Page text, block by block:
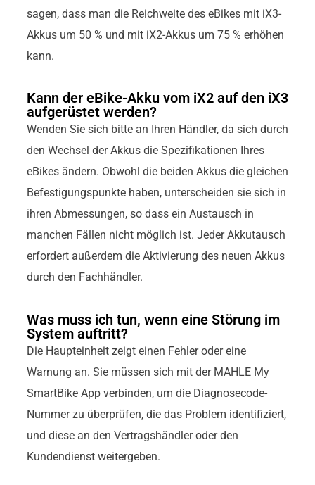
sagen, dass man die Reichweite des eBikes mit iX3-
Akkus um 50 % und mit iX2-Akkus um 75 % erhöhen
kann.
Kann der eBike-Akku vom iX2 auf den iX3
aufgerüstet werden?
Wenden Sie sich bitte an Ihren Händler, da sich durch
den Wechsel der Akkus die Spezifikationen Ihres
eBikes ändern. Obwohl die beiden Akkus die gleichen
Befestigungspunkte haben, unterscheiden sie sich in
ihren Abmessungen, so dass ein Austausch in
manchen Fällen nicht möglich ist. Jeder Akkutausch
erfordert außerdem die Aktivierung des neuen Akkus
durch den Fachhändler.
Was muss ich tun, wenn eine Störung im
System auftritt?
Die Haupteinheit zeigt einen Fehler oder eine
Warnung an. Sie müssen sich mit der MAHLE My
SmartBike App verbinden, um die Diagnosecode-
Nummer zu überprüfen, die das Problem identifiziert,
und diese an den Vertragshändler oder den
Kundendienst weitergeben.